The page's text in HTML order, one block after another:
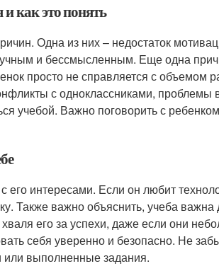
как это понять
Одна из них – недостаток
и бессмысленным. Еще одна
просто не справляется с объемом
с одноклассниками, проблемы
учебой. Важно поговорить с
его интересами. Если он любит
Также важно объяснить, учеба важна
его за успехи, даже если они
себя уверенно и безопасно. Не
или выполненные задания.